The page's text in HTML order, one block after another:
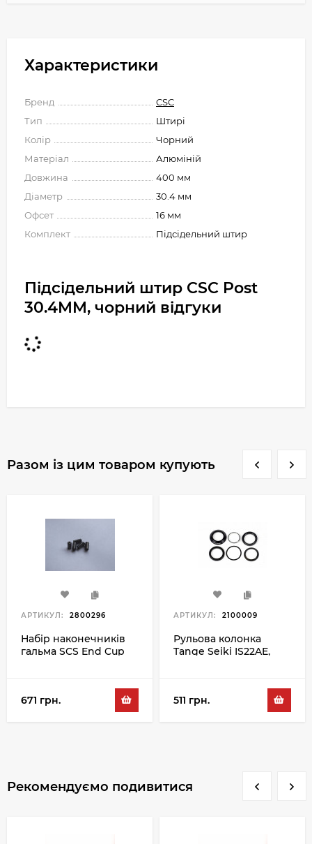
Характеристики
Бренд
CSC
Тип
Штирі
Колір
Чорний
Матеріал
Алюміній
Довжина
400 мм
Діаметр
30.4 мм
Офсет
16 мм
Комплект
Підсідельний штир
Підсідельний штир CSC Post
30.4MM, чорний відгуки
Разом із цим товаром купують
АРТИКУЛ: 2800296
Набір наконечників
гальма SCS End Cup
671 грн.
АРТИКУЛ: 2100009
Рульова колонка
Tange Seiki IS22AE,
511 грн.
Рекомендуємо подивитися